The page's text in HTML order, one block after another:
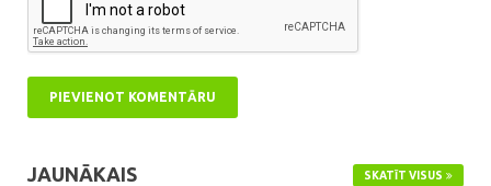
JAUNĀKAIS SKATĪT VISUS